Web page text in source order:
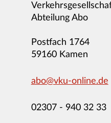
Abteilung Abo
Postfach 1764
59160 Kamen
abo@vku-online.de
02307 - 940 32 33